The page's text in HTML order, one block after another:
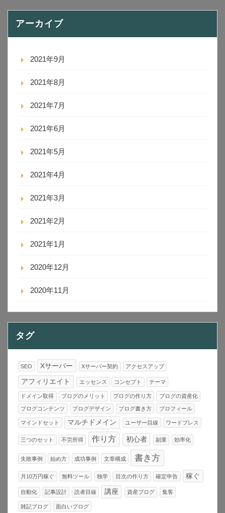
アーカイブ
2021年9月
2021年8月
2021年7月
2021年6月
2021年5月
2021年4月
2021年3月
2021年2月
2021年1月
2020年12月
2020年11月
タグ
SEO Xサーバー Xサーバー契約 アクセスアップ
アフィリエイト エッセンス コンセプト テーマ
ドメイン取得 ブログのメリット ブログの作り方 ブログの資産化
ブログコンテンツ ブログデザイン ブログ書き方 プロフィール
マインドセット マルチドメイン ユーザー目線 ワードプレス
三つのセット 不労所得 作り方 初心者 副業 効率化
失敗事例 始め方 成功事例 文章構成 書き方
月10万円稼ぐ 無料ツール 独学 目次の作り方 確定申告 稼ぐ
自動化 記事設計 読者目線 講座 資産ブログ 集客
雑記ブログ 面白いブログ